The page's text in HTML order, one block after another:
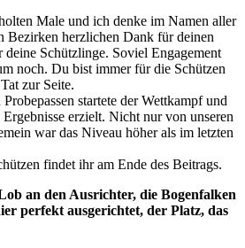
Male und ich denke im Namen aller
Bezirken herzlichen Dank für deinen
Schützlinge. Soviel Engagement
noch. Du bist immer für die Schützen
zur Seite.
startete der Wettkampf und
erzielt. Nicht nur von unseren
war das Niveau höher als im letzten
findet ihr am Ende des Beitrags.
an den Ausrichter, die Bogenfalken
perfekt ausgerichtet, der Platz, das